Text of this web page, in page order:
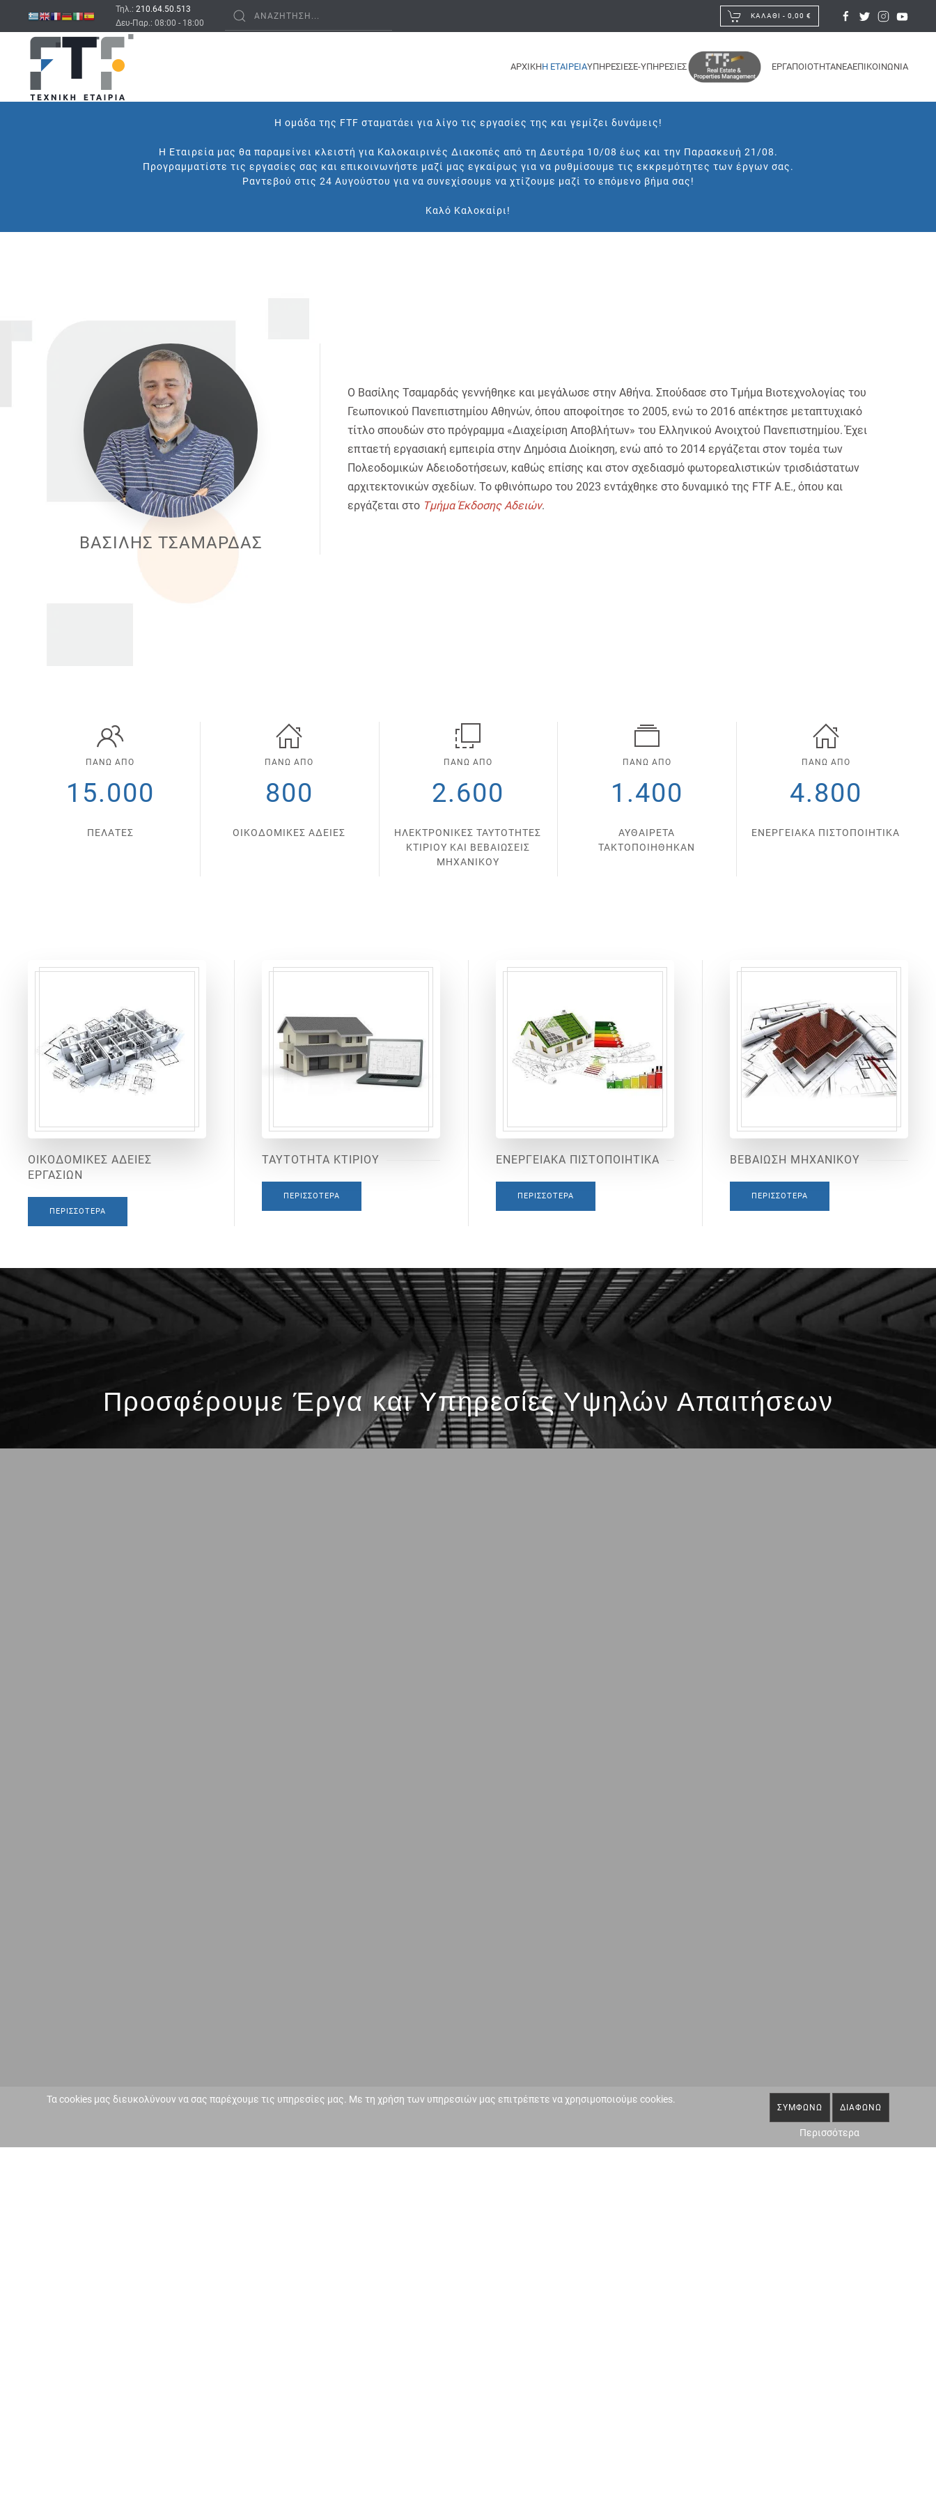
Τηλ.: 210.64.50.513
Δευ-Παρ.: 08:00 - 18:00
ΚΑΛΆΘΙ - 0,00 €
ΑΡΧΙΚΗΗ ΕΤΑΙΡΕΙΑΥΠΗΡΕΣΙΕΣE-ΥΠΗΡΕΣΙΕΣ ΕΡΓΑΠΟΙΟΤΗΤΑΝΕΑΕΠΙΚΟΙΝΩΝΙΑ
Η ομάδα της FTF σταματάει για λίγο τις εργασίες της και γεμίζει δυνάμεις!
Η Εταιρεία μας θα παραμείνει κλειστή για Καλοκαιρινές Διακοπές από τη Δευτέρα 10/08 έως και την Παρασκευή 21/08.
Προγραμματίστε τις εργασίες σας και επικοινωνήστε μαζί μας εγκαίρως για να ρυθμίσουμε τις εκκρεμότητες των έργων σας.
Ραντεβού στις 24 Αυγούστου για να συνεχίσουμε να χτίζουμε μαζί το επόμενο βήμα σας!
Καλό Καλοκαίρι!
ΒΑΣΙΛΗΣ ΤΣΑΜΑΡΔΑΣ
Ο Βασίλης Τσαμαρδάς γεννήθηκε και μεγάλωσε στην Αθήνα. Σπούδασε στο Τμήμα Βιοτεχνολογίας του
Γεωπονικού Πανεπιστημίου Αθηνών, όπου αποφοίτησε το 2005, ενώ το 2016 απέκτησε μεταπτυχιακό
τίτλο σπουδών στο πρόγραμμα «Διαχείριση Αποβλήτων» του Ελληνικού Ανοιχτού Πανεπιστημίου. Έχει
επταετή εργασιακή εμπειρία στην Δημόσια Διοίκηση, ενώ από το 2014 εργάζεται στον τομέα των
Πολεοδομικών Αδειοδοτήσεων, καθώς επίσης και στον σχεδιασμό φωτορεαλιστικών τρισδιάστατων
αρχιτεκτονικών σχεδίων. Το φθινόπωρο του 2023 εντάχθηκε στο δυναμικό της FTF Α.Ε., όπου και
εργάζεται στο Τμήμα Έκδοσης Αδειών.
ΠΑΝΩ ΑΠΟ
15.000
ΠΕΛΑΤΕΣ
ΠΑΝΩ ΑΠΟ
800
ΟΙΚΟΔΟΜΙΚΕΣ ΑΔΕΙΕΣ
ΠΑΝΩ ΑΠΟ
2.600
ΗΛΕΚΤΡΟΝΙΚΕΣ ΤΑΥΤΟΤΗΤΕΣ
ΚΤΙΡΙΟΥ ΚΑΙ ΒΕΒΑΙΩΣΕΙΣ
ΜΗΧΑΝΙΚΟΥ
ΠΑΝΩ ΑΠΟ
1.400
ΑΥΘΑΙΡΕΤΑ
ΤΑΚΤΟΠΟΙΗΘΗΚΑΝ
ΠΑΝΩ ΑΠΟ
4.800
ΕΝΕΡΓΕΙΑΚΑ ΠΙΣΤΟΠΟΙΗΤΙΚΑ
ΟΙΚΟΔΟΜΙΚΕΣ ΑΔΕΙΕΣ
ΕΡΓΑΣΙΩΝ
ΠΕΡΙΣΣΌΤΕΡΑ
ΤΑΥΤΟΤΗΤΑ ΚΤΙΡΙΟΥ
ΠΕΡΙΣΣΌΤΕΡΑ
ΕΝΕΡΓΕΙΑΚΑ ΠΙΣΤΟΠΟΙΗΤΙΚΑ
ΠΕΡΙΣΣΌΤΕΡΑ
ΒΕΒΑΙΩΣΗ ΜΗΧΑΝΙΚΟΥ
ΠΕΡΙΣΣΌΤΕΡΑ
Προσφέρουμε Έργα και Υπηρεσίες Υψηλών Απαιτήσεων
Τα cookies μας διευκολύνουν να σας παρέχουμε τις υπηρεσίες μας. Με τη χρήση των υπηρεσιών μας επιτρέπετε να χρησιμοποιούμε cookies.
ΣΥΜΦΩΝΏ ΔΙΑΦΩΝΏ
Περισσότερα